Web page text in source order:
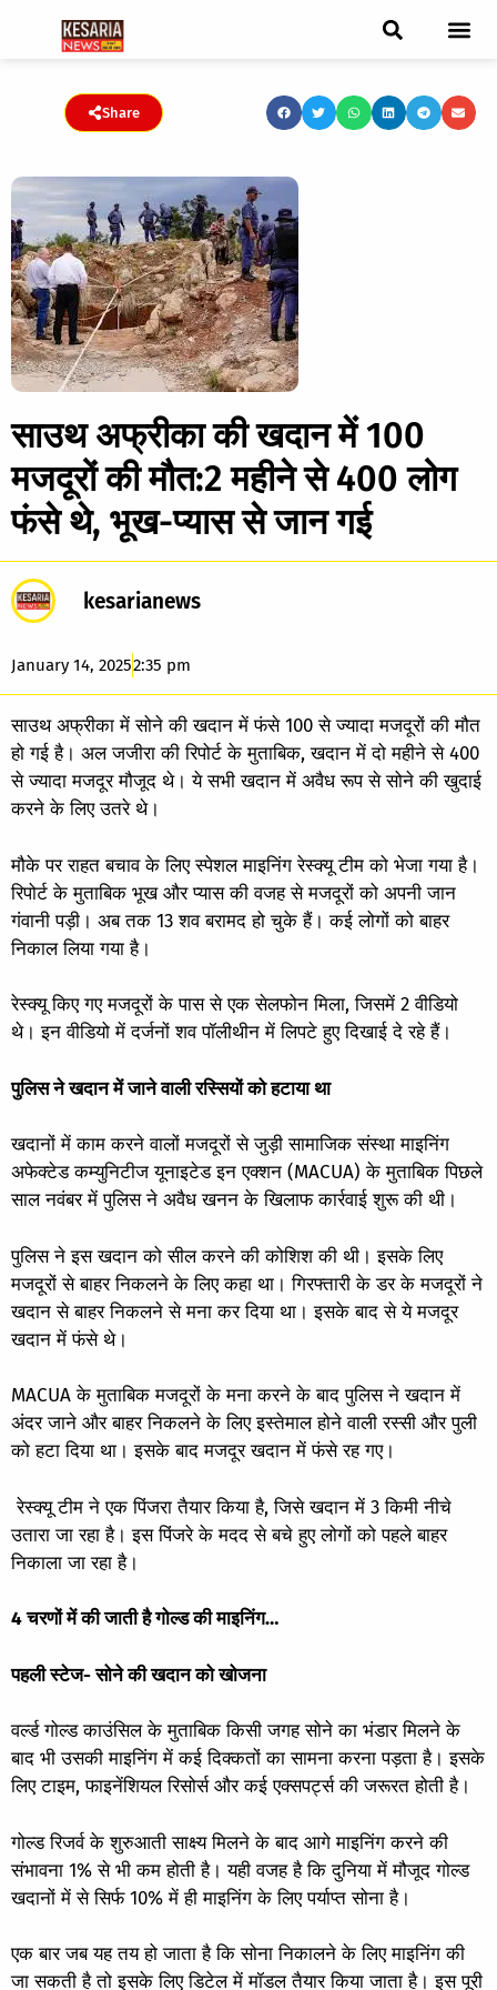
Share
साउथ अफ्रीका की खदान में 100
मजदूरों की मौत:2 महीने से 400 लोग
फंसे थे, भूख-प्यास से जान गई
kesarianews
January 14, 20252:35 pm
साउथ अफ्रीका में सोने की खदान में फंसे 100 से ज्यादा मजदूरों की मौत
हो गई है। अल जजीरा की रिपोर्ट के मुताबिक, खदान में दो महीने से 400
से ज्यादा मजदूर मौजूद थे। ये सभी खदान में अवैध रूप से सोने की खुदाई
करने के लिए उतरे थे।
मौके पर राहत बचाव के लिए स्पेशल माइनिंग रेस्क्यू टीम को भेजा गया है।
रिपोर्ट के मुताबिक भूख और प्यास की वजह से मजदूरों को अपनी जान
गंवानी पड़ी। अब तक 13 शव बरामद हो चुके हैं। कई लोगों को बाहर
निकाल लिया गया है।
रेस्क्यू किए गए मजदूरों के पास से एक सेलफोन मिला, जिसमें 2 वीडियो
थे। इन वीडियो में दर्जनों शव पॉलीथीन में लिपटे हुए दिखाई दे रहे हैं।
पुलिस ने खदान में जाने वाली रस्सियों को हटाया था
खदानों में काम करने वालों मजदूरों से जुड़ी सामाजिक संस्था माइनिंग
अफेक्टेड कम्युनिटीज यूनाइटेड इन एक्शन (MACUA) के मुताबिक पिछले
साल नवंबर में पुलिस ने अवैध खनन के खिलाफ कार्रवाई शुरू की थी।
पुलिस ने इस खदान को सील करने की कोशिश की थी। इसके लिए
मजदूरों से बाहर निकलने के लिए कहा था। गिरफ्तारी के डर के मजदूरों ने
खदान से बाहर निकलने से मना कर दिया था। इसके बाद से ये मजदूर
खदान में फंसे थे।
MACUA के मुताबिक मजदूरों के मना करने के बाद पुलिस ने खदान में
अंदर जाने और बाहर निकलने के लिए इस्तेमाल होने वाली रस्सी और पुली
को हटा दिया था। इसके बाद मजदूर खदान में फंसे रह गए।
रेस्क्यू टीम ने एक पिंजरा तैयार किया है, जिसे खदान में 3 किमी नीचे
उतारा जा रहा है। इस पिंजरे के मदद से बचे हुए लोगों को पहले बाहर
निकाला जा रहा है।
4 चरणों में की जाती है गोल्ड की माइनिंग…
पहली स्टेज- सोने की खदान को खोजना
वर्ल्ड गोल्ड काउंसिल के मुताबिक किसी जगह सोने का भंडार मिलने के
बाद भी उसकी माइनिंग में कई दिक्कतों का सामना करना पड़ता है। इसके
लिए टाइम, फाइनेंशियल रिसोर्स और कई एक्सपर्ट्स की जरूरत होती है।
गोल्ड रिजर्व के शुरुआती साक्ष्य मिलने के बाद आगे माइनिंग करने की
संभावना 1% से भी कम होती है। यही वजह है कि दुनिया में मौजूद गोल्ड
खदानों में से सिर्फ 10% में ही माइनिंग के लिए पर्याप्त सोना है।
एक बार जब यह तय हो जाता है कि सोना निकालने के लिए माइनिंग की
जा सकती है तो इसके लिए डिटेल में मॉडल तैयार किया जाता है। इस पूरी